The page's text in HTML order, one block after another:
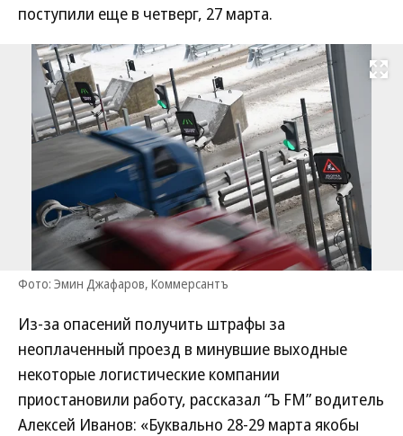
поступили еще в четверг, 27 марта.
Развернуть
Фото: Эмин Джафаров, Коммерсантъ
Из-за опасений получить штрафы за
неоплаченный проезд в минувшие выходные
некоторые логистические компании
приостановили работу, рассказал “Ъ FM” водитель
Алексей Иванов: «Буквально 28-29 марта якобы